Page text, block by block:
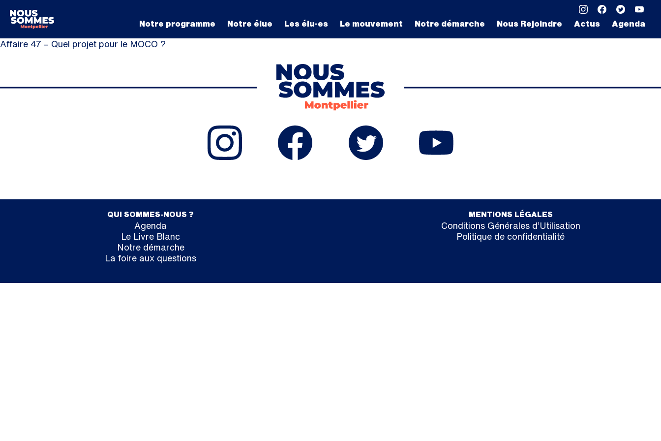
Notre programme Notre élue Les élu·es Le mouvement Notre démarche Nous Rejoindre Actus Agenda
Affaire 47 – Quel projet pour le MOCO ?
QUI SOMMES-NOUS ?
Agenda
Le Livre Blanc
Notre démarche
La foire aux questions
MENTIONS LÉGALES
Conditions Générales d’Utilisation
Politique de confidentialité